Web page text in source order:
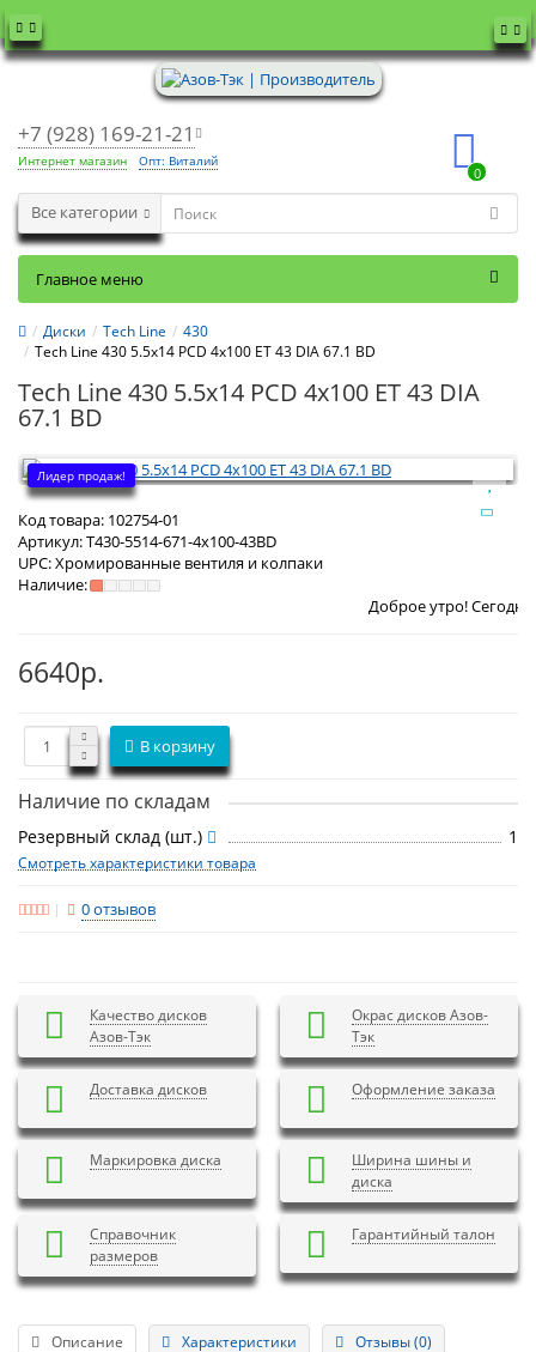
+7 (928) 169-21-21
Интернет магазин Опт: Виталий
0
Все категории
Главное меню
Диски Tech Line
430
Tech Line 430 5.5x14 PCD 4x100 ET 43 DIA 67.1 BD
Tech Line 430 5.5x14 PCD 4x100 ET 43 DIA
67.1 BD
Лидер продаж!
Код товара: 102754-01
Артикул:T430-5514-671-4x100-43BD
UPC:Хромированные вентиля и колпаки
Наличие:
Доброе утро! СегодняСуббота 8
6640р.
В корзину
Наличие по складам
Резервный склад (шт.) 1
Смотреть характеристики товара
0 отзывов
Качество дисков
Азов-Тэк
Окрас дисков Азов-
Тэк
Доставка дисков Оформление заказа
Маркировка диска
Ширина шины и
диска
Справочник
размеров
Гарантийный талон
Описание Характеристики Отзывы (0)